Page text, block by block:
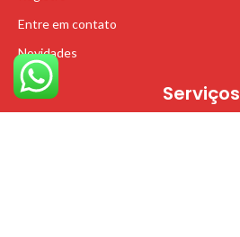
Entre em contato
Novidades
Serviços